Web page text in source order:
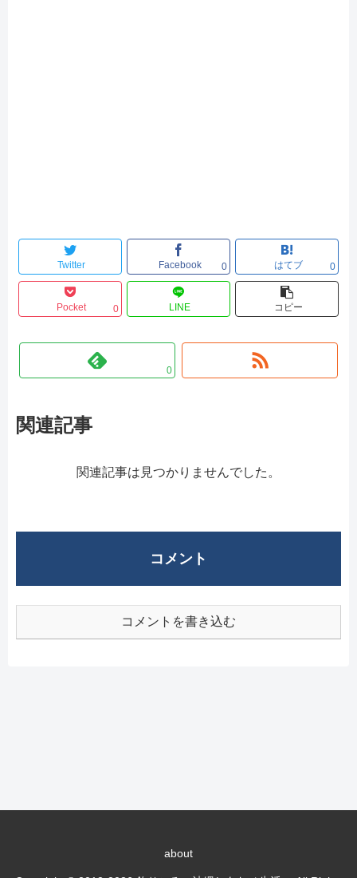
Twitter Facebook 0 はてブ 0
Pocket 0 LINE コピー
0
関連記事
関連記事は見つかりませんでした。
コメント
コメントを書き込む
about